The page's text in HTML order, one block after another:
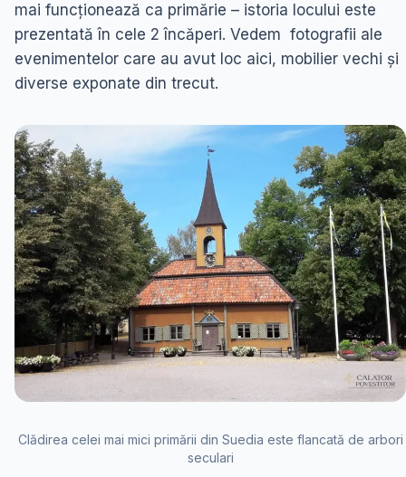
mai funcționează ca primărie – istoria locului este
prezentată în cele 2 încăperi. Vedem fotografii ale
evenimentelor care au avut loc aici, mobilier vechi și
diverse exponate din trecut.
Clădirea celei mai mici primării din Suedia este flancată de arbori
seculari